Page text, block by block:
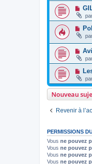
Nouveau
Revenir à
PERMISSIONS
Vous ne pouvez
Vous ne pouvez
Vous ne pouvez
Vous ne pouvez